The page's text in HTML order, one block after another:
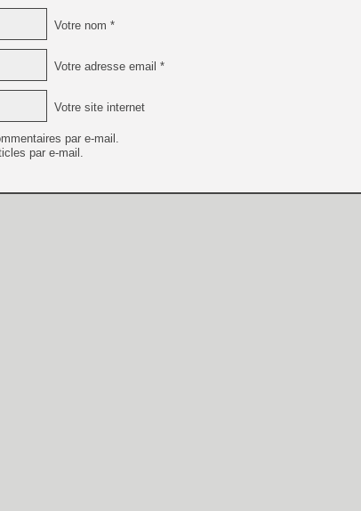
Votre nom *
Votre adresse email *
Votre site internet
par e-mail.
par e-mail.